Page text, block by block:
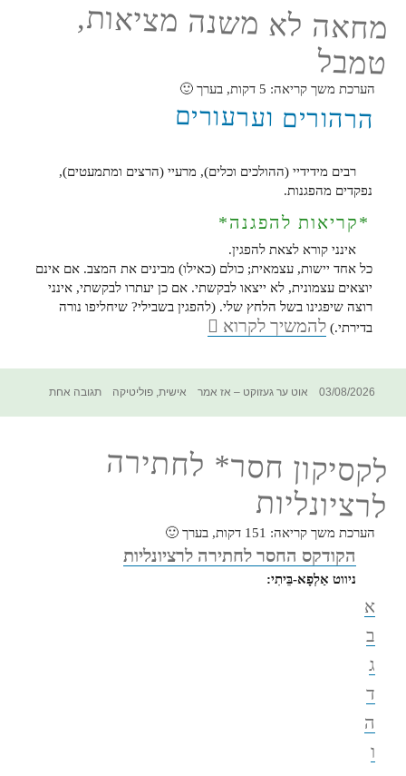
מחאה לא משנה מציאות,
טמבל
הערכת משך קריאה: 5 דקות, בערך 🙂
הרהורים וערעורים
רבים מידידיי (ההולכים וכלים), מרעיי (הרצים ומתמעטים),
נפקדים מהפגנות.
*קריאות להפגנה*
אינני קורא לצאת להפגין.
כל אחד יישות, עצמאית; כולם (כאילו) מבינים את המצב. אם אינם
יוצאים עצמונית, לא ייצאו לבקשתי. אם כן יעתרו לבקשתי, אינני
רוצה שיפגינו בשל הלחץ שלי. (להפגין בשבילי? שיחליפו נורה
בדירתי.)להמשיך לקרוא
טמבל
פורסם
03/08/2026 קטגוריות
אוט ער געזוקט – אז אמר תגיות
אישית,פוליטיקה תגובה אחתעל
לקסיקון חסר* לחתירה
לרציונליות
הערכת משך קריאה: 151 דקות, בערך 🙂
הקודקס החסר לחתירה לרציונליות
ניווט אַלְפָא-בֵּיתִי:
א
ב
ג
ד
ה
ו